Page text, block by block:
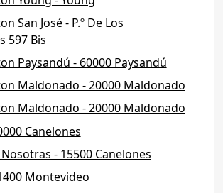
San José - P.º De Los
597 Bis
Paysandú - 60000 Paysandú
Maldonado - 20000 Maldonado
Maldonado - 20000 Maldonado
Canelones
- 15500 Canelones
Montevideo